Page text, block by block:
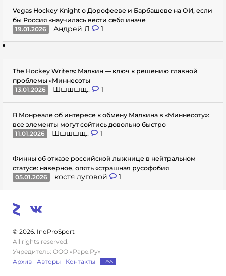
Vegas Hockey Knight о Дорофееве и Барбашеве на ОИ, если
бы Россия «научилась вести себя иначе
19.01.2026
Андрей Л 1
The Hockey Writers: Малкин — ключ к решению главной
проблемы «Миннесоты
13.01.2026
Шшшшщ.. 1
В Монреале об интересе к обмену Малкина в «Миннесоту»:
все элементы могут сойтись довольно быстро
11.01.2026
Шшшшщ.. 1
Финны об отказе российской лыжнице в нейтральном
статусе: наверное, опять «страшная русофобия
05.01.2026
костя луговой 1
© 2026. InoProSport
All rights reserved.
Учредитель: ООО «Раре.Ру»
Архив
Авторы Контакты RSS